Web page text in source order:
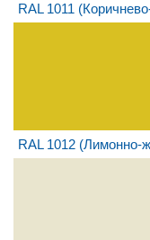
RAL 1011
RAL 1012 (Лимонно-